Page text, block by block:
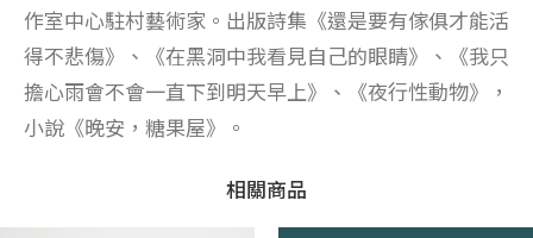
作室中心駐村藝術家。出版詩集《還是要有傢俱才能活
得不悲傷》、《在黑洞中我看見自己的眼睛》、《我只
擔心雨會不會一直下到明天早上》、《夜行性動物》，
小說《晚安，糖果屋》。
相關商品